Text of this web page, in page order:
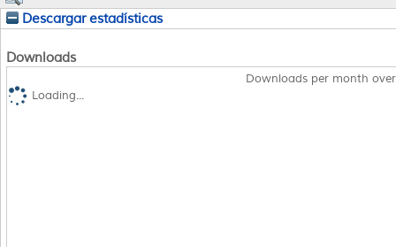
Descargar estadísticas
Downloads
Downloads per month
Loading...